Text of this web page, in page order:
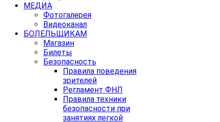
МЕДИА
Фотогалерея
Видеоканал
БОЛЕЛЬЩИКАМ
Магазин
Билеты
Безопасность
Правила поведения
зрителей
Регламент ФНЛ
Правила техники
безопасности при
занятиях легкой